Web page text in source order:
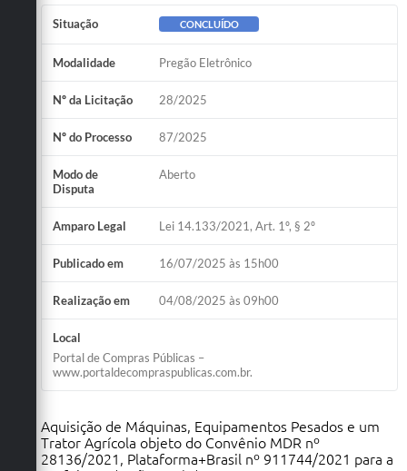
Situação CONCLUÍDO
Modalidade Pregão Eletrônico
Nº da Licitação 28/2025
Nº do Processo 87/2025
Modo de
Disputa
Aberto
Amparo Legal Lei 14.133/2021, Art. 1º, § 2º
Publicado em 16/07/2025 às 15h00
Realização em 04/08/2025 às 09h00
Local
Portal de Compras Públicas –
www.portaldecompraspublicas.com.br.
Aquisição de Máquinas, Equipamentos Pesados e um
Trator Agrícola objeto do Convênio MDR nº
28136/2021, Plataforma+Brasil nº 911744/2021 para a